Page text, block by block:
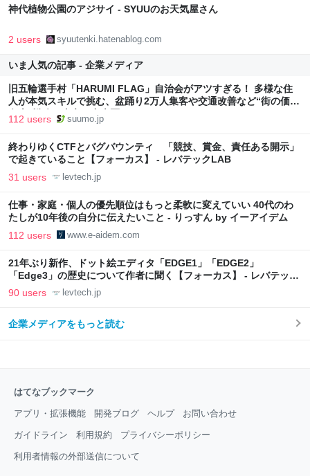
神代植物公園のアジサイ - SYUUのお天気屋さん
2 users syuutenki.hatenablog.com
いま人気の記事 - 企業メディア
旧五輪選手村「HARUMI FLAG」自治会がアツすぎる！ 多様な住
人が本気スキルで挑む、盆踊り2万人集客や交通改善など“街の価値
向上”戦略 東京・中央区
112 users suumo.jp
終わりゆくCTFとバグバウンティ 「競技、賞金、責任ある開示」
で起きていること【フォーカス】 - レバテックLAB
31 users levtech.jp
仕事・家庭・個人の優先順位はもっと柔軟に変えていい 40代のわ
たしが10年後の自分に伝えたいこと - りっすん by イーアイデム
112 users www.e-aidem.com
21年ぶり新作、ドット絵エディタ「EDGE1」「EDGE2」
「Edge3」の歴史について作者に聞く【フォーカス】 - レバテック
LAB
90 users levtech.jp
企業メディアをもっと読む
はてなブックマーク
アプリ・拡張機能 開発ブログ ヘルプ お問い合わせ
ガイドライン 利用規約 プライバシーポリシー
利用者情報の外部送信について